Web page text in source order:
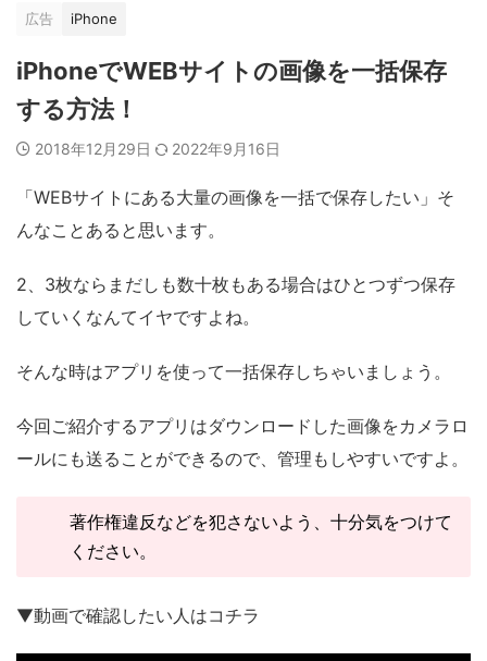
広告 iPhone
iPhoneでWEBサイトの画像を一括保存
する方法！
2018年12月29日 2022年9月16日
「WEBサイトにある大量の画像を一括で保存したい」そ
んなことあると思います。
2、3枚ならまだしも数十枚もある場合はひとつずつ保存
していくなんてイヤですよね。
そんな時はアプリを使って一括保存しちゃいましょう。
今回ご紹介するアプリはダウンロードした画像をカメラロ
ールにも送ることができるので、管理もしやすいですよ。
著作権違反などを犯さないよう、十分気をつけて
ください。
▼動画で確認したい人はコチラ